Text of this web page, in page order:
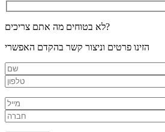
לא בטוחים מה אתם צריכים?
הזינו פרטים וניצור קשר בהקדם האפשרי